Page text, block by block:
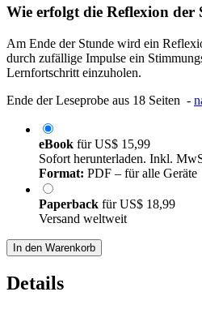
Wie erfolgt die Reflexion der
Am Ende der Stunde wird ein
durch zufällige Impulse ein
Lernfortschritt einzuholen.
Ende der Leseprobe aus 18 Seiten -
eBook fürUS$ 15,99
Sofort herunterladen. Inkl.
Format: PDF – für alle Geräte
Paperback fürUS$ 18,99
Versand weltweit
In den Warenkorb
Details